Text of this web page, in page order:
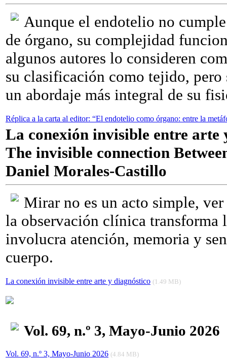
Aunque el endotelio no
de órgano, su complejidad
algunos autores lo consideren
su clasificación como tejido,
un abordaje más integral de su
Réplica a la carta al editor: “El endotelio como órgano: entre la
La conexión invisible entre arte
The invisible connection
Daniel Morales-Castillo
Mirar no es un acto simple,
la observación clínica transforma
involucra atención, memoria y
cuerpo.
La conexión invisible entre arte y diagnóstico (1.49 MB)
Vol. 69, n.º 3, Mayo-Junio 2026
Vol. 69, n.º 3, Mayo-Junio 2026 (4.84 MB)